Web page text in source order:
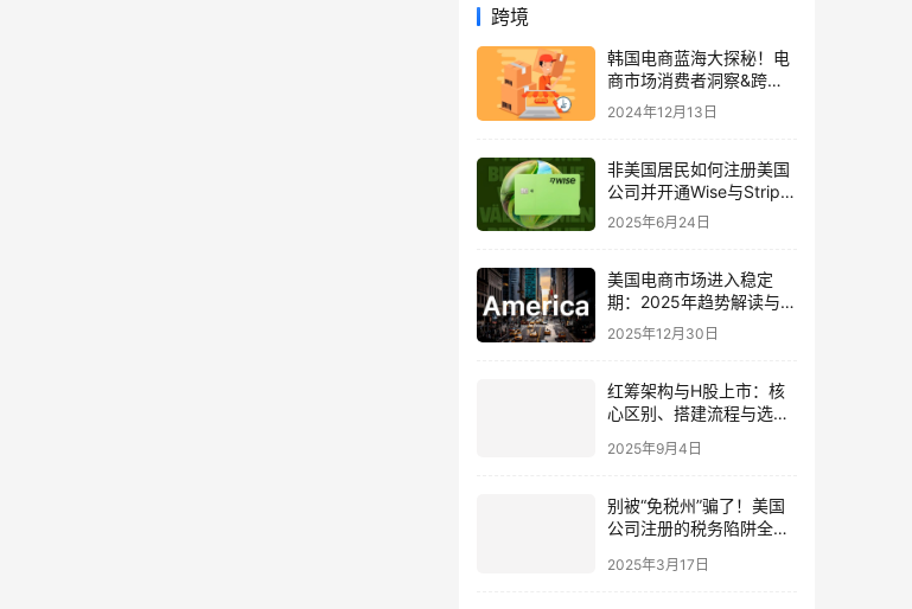
跨境
韩国电商蓝海大探秘！电
商市场消费者洞察&跨境
企业注册指南
2024年12月13日
非美国居民如何注册美国
公司并开通Wise与Stripe
收款？一文全解！
2025年6月24日
美国电商市场进入稳定
期：2025年趋势解读与中
国卖家战略布局2026年指
2025年12月30日
红筹架构与H股上市：核
心区别、搭建流程与选择
2025年9月4日
别被“免税州”骗了！美国
公司注册的税务陷阱全解
2025年3月17日